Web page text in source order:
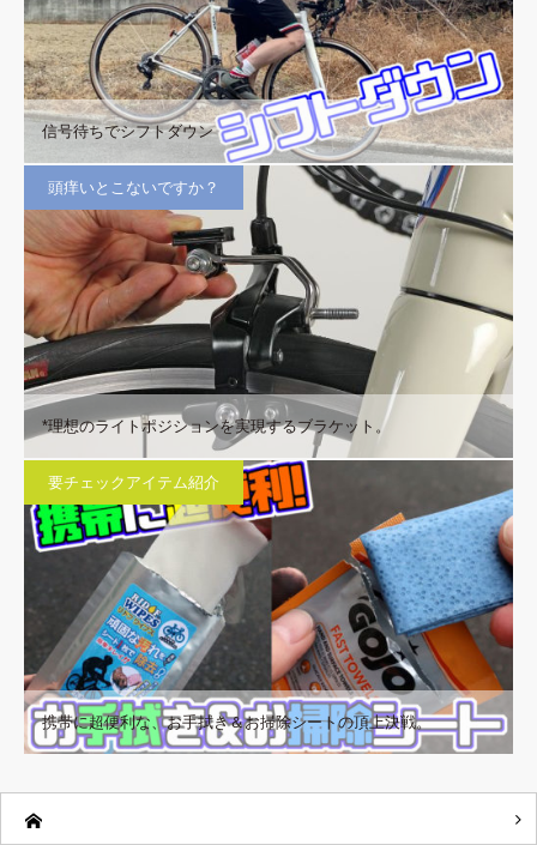
信号待ちでシフトダウン
頭痒いとこないですか？
*理想のライトポジションを実現するブラケット。
要チェックアイテム紹介
携帯に超便利な、お手拭き＆お掃除シートの頂上決戦。